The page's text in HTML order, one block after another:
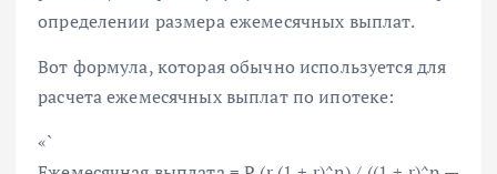
определении размера ежемесячных выплат.
Вот формула, которая обычно используется для
расчета ежемесячных выплат по ипотеке:
«`